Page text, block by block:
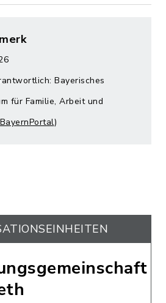
Bayerisches
für Familie, Arbeit und
BayernPortal)